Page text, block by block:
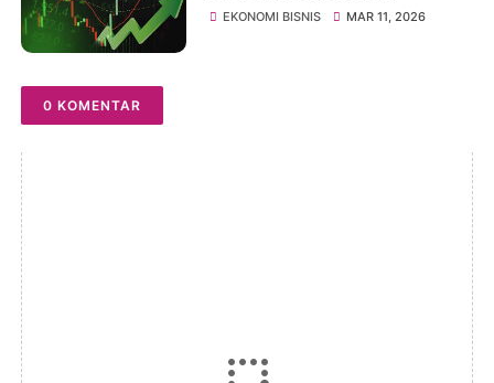
Ulasannya
EKONOMI BISNIS MAR 11, 2026
0 KOMENTAR